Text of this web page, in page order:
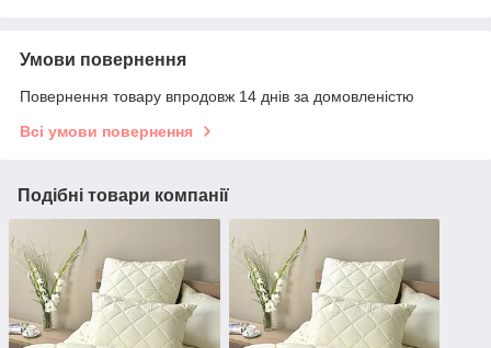
Умови повернення
Повернення товару впродовж 14 днів за домовленістю
Всі умови повернення
Подібні товари компанії